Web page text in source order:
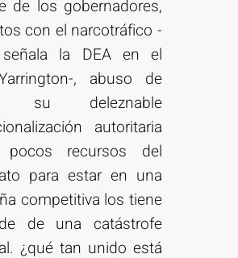
de los gobernadores,
con el narcotráfico -
la DEA en el
, abuso de
su deleznable
autoritaria
recursos del
para estar en una
competitiva los tiene
de una catástrofe
¿qué tan unido está